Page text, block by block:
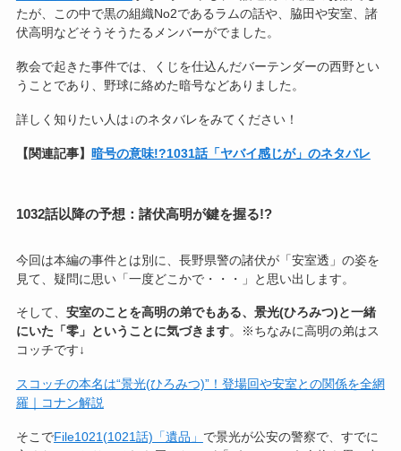
たが、この中で黒の組織No2であるラムの話や、脇田や安室、諸
伏高明などそうそうたるメンバーがでました。
教会で起きた事件では、くじを仕込んだバーテンダーの西野とい
うことであり、野球に絡めた暗号などありました。
詳しく知りたい人は↓のネタバレをみてください！
【関連記事】 暗号の意味!?1031話「ヤバイ感じが」のネタバレ
1032話以降の予想：諸伏高明が鍵を握る!?
今回は本編の事件とは別に、長野県警の諸伏が「安室透」の姿を
見て、疑問に思い「一度どこかで・・・」と思い出します。
そして、 安室のことを高明の弟でもある、景光(ひろみつ)と一緒
にいた「零」ということに気づきます。※ちなみに高明の弟はス
コッチです↓
スコッチの本名は“景光(ひろみつ)”！登場回や安室との関係を全網
羅｜コナン解説
そこでFile1021(1021話)「遺品」 で景光が公安の警察で、すでに